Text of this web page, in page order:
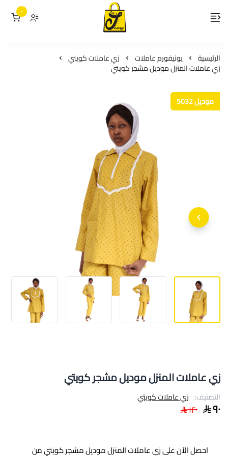
لمسات جوري
٠
الرئيسية يونيفورم عاملات زي عاملات كويتي
زي عاملات المنزل موديل مشجر كويتي
موديل 5032
زي عاملات المنزل موديل مشجر كويتي
التصنيف: زي عاملات كويتي
٩٠ ١٢٠
احصل الآن على زي عاملات المنزل موديل مشجر كويتي من